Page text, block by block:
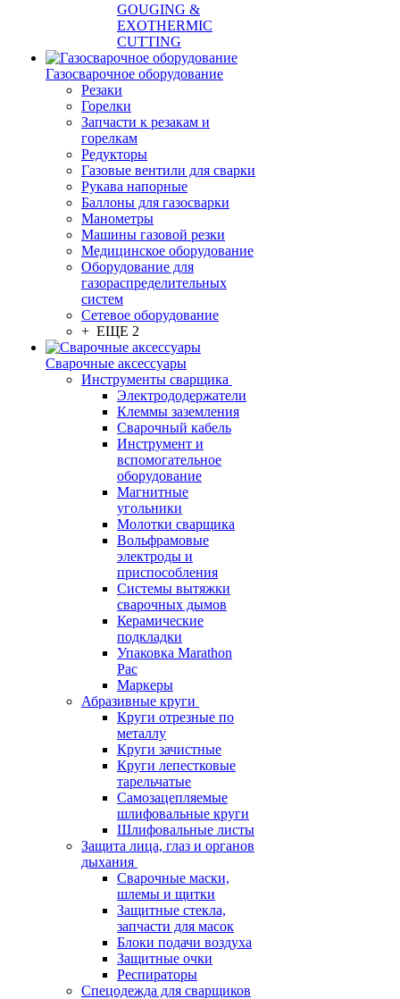
GOUGING &
EXOTHERMIC
CUTTING
Газосварочное оборудование
Резаки
Горелки
Запчасти к резакам и
горелкам
Редукторы
Газовые вентили для сварки
Рукава напорные
Баллоны для газосварки
Манометры
Машины газовой резки
Медицинское оборудование
Оборудование для
газораспределительных
систем
Сетевое оборудование
+ ЕЩЕ 2
Сварочные аксессуары
Инструменты сварщика
Электрододержатели
Клеммы заземления
Сварочный кабель
Инструмент и
вспомогательное
оборудование
Магнитные
угольники
Молотки сварщика
Вольфрамовые
электроды и
приспособления
Системы вытяжки
сварочных дымов
Керамические
подкладки
Упаковка Marathon
Pac
Маркеры
Абразивные круги
Круги отрезные по
металлу
Круги зачистные
Круги лепестковые
тарельчатые
Самозацепляемые
шлифовальные круги
Шлифовальные листы
Защита лица, глаз и органов
дыхания
Сварочные маски,
шлемы и щитки
Защитные стекла,
запчасти для масок
Блоки подачи воздуха
Защитные очки
Респираторы
Спецодежда для сварщиков